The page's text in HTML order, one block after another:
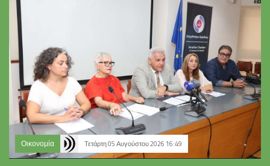
Οικονομία Τετάρτη 05 Αυγούστου 2026 16:49